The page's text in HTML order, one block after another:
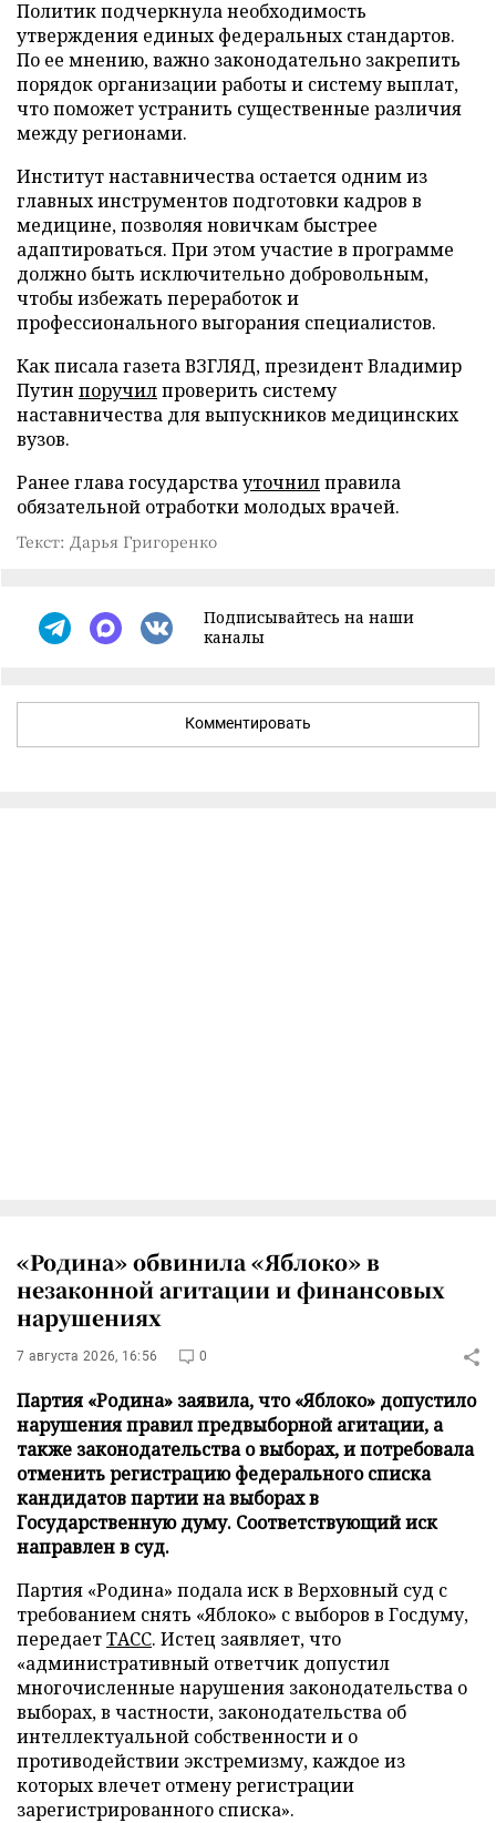
Политик подчеркнула необходимость
утверждения единых федеральных стандартов.
По ее мнению, важно законодательно закрепить
порядок организации работы и систему выплат,
что поможет устранить существенные различия
между регионами.
Институт наставничества остается одним из
главных инструментов подготовки кадров в
медицине, позволяя новичкам быстрее
адаптироваться. При этом участие в программе
должно быть исключительно добровольным,
чтобы избежать переработок и
профессионального выгорания специалистов.
Как писала газета ВЗГЛЯД, президент Владимир
Путин поручилпроверить систему
наставничества для выпускников медицинских
вузов.
Ранее глава государствауточнилправила
обязательной отработки молодых врачей.
Текст: Дарья Григоренко
Подписывайтесь на наши
каналы
Комментировать
«Родина» обвинила «Яблоко» в
незаконной агитации и финансовых
нарушениях
7 августа 2026, 16:56 0
Партия «Родина» заявила, что «Яблоко» допустило
нарушения правил предвыборной агитации, а
также законодательства о выборах, и потребовала
отменить регистрацию федерального списка
кандидатов партии на выборах в
Государственную думу. Соответствующий иск
направлен в суд.
Партия «Родина» подала иск в Верховный суд с
требованием снять «Яблоко» с выборов в Госдуму,
передаетТАСС. Истец заявляет, что
«административный ответчик допустил
многочисленные нарушения законодательства о
выборах, в частности, законодательства об
интеллектуальной собственности и о
противодействии экстремизму, каждое из
которых влечет отмену регистрации
зарегистрированного списка».